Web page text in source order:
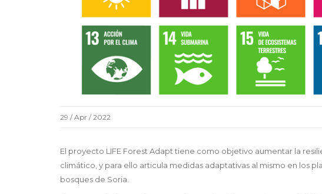
29 / Apr / 2022
El proyecto LIFE Forest Adapt tiene como objetivo aumentar la
climático, y para ello articula medidas adaptativas al mismo en los
bosques de Soria.